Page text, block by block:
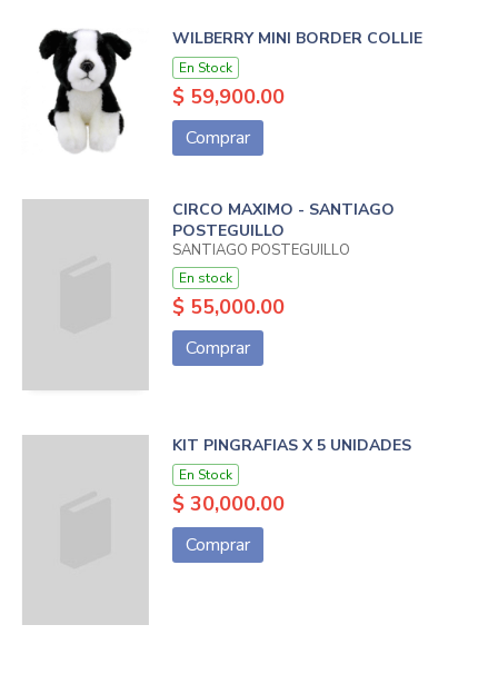
WILBERRY MINI BORDER COLLIE
En Stock
$ 59,900.00
Comprar
CIRCO MAXIMO - SANTIAGO
POSTEGUILLO
SANTIAGO POSTEGUILLO
En stock
$ 55,000.00
Comprar
KIT PINGRAFIAS X 5 UNIDADES
En Stock
$ 30,000.00
Comprar